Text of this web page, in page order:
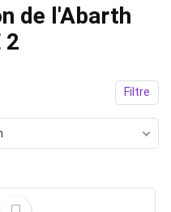
de l'Abarth
2
Filtre